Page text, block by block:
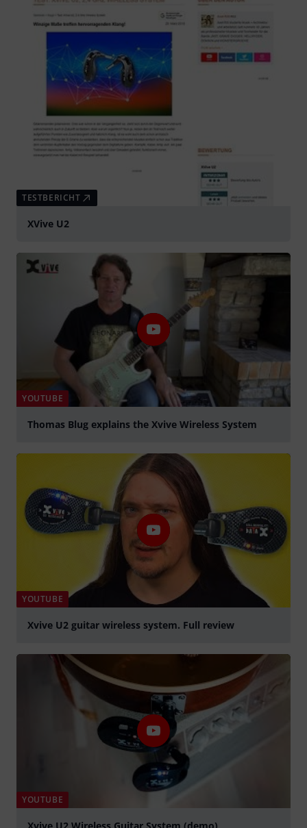
TESTBERICHT
XVive U2
YOUTUBE
Thomas Blug explains the Xvive Wireless System
YOUTUBE
Xvive U2 guitar wireless system. Full review
YOUTUBE